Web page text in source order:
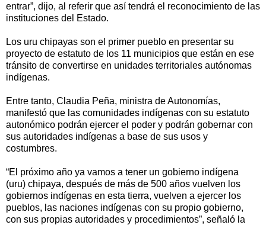
entrar”, dijo, al referir que así tendrá el reconocimiento de las
instituciones del Estado.
Los uru chipayas son el primer pueblo en presentar su
proyecto de estatuto de los 11 municipios que están en ese
tránsito de convertirse en unidades territoriales autónomas
indígenas.
Entre tanto, Claudia Peña, ministra de Autonomías,
manifestó que las comunidades indígenas con su estatuto
autonómico podrán ejercer el poder y podrán gobernar con
sus autoridades indígenas a base de sus usos y
costumbres.
“El próximo año ya vamos a tener un gobierno indígena
(uru) chipaya, después de más de 500 años vuelven los
gobiernos indígenas en esta tierra, vuelven a ejercer los
pueblos, las naciones indígenas con su propio gobierno,
con sus propias autoridades y procedimientos”, señaló la